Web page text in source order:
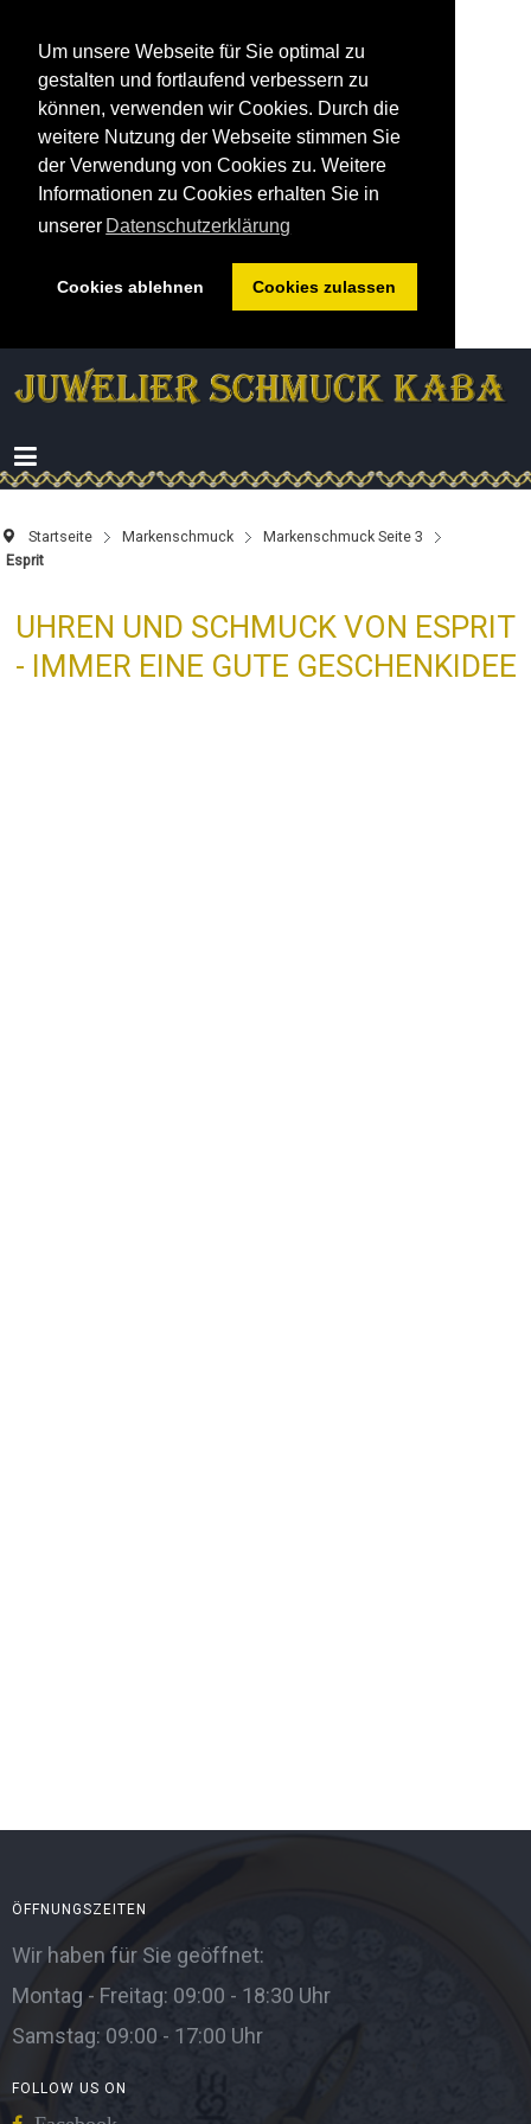
Um unsere Webseite für Sie optimal zu
gestalten und fortlaufend verbessern zu
können, verwenden wir Cookies. Durch die
weitere Nutzung der Webseite stimmen Sie
der Verwendung von Cookies zu. Weitere
Informationen zu Cookies erhalten Sie in
unserer Datenschutzerklärung
Cookies ablehnen Cookies zulassen
Startseite Markenschmuck
Markenschmuck Seite 3
Esprit
UHREN UND SCHMUCK VON ESPRIT
- IMMER EINE GUTE GESCHENKIDEE
ÖFFNUNGSZEITEN
Wir haben für Sie geöffnet:
Montag - Freitag: 09:00 - 18:30 Uhr
Samstag: 09:00 - 17:00 Uhr
FOLLOW US ON